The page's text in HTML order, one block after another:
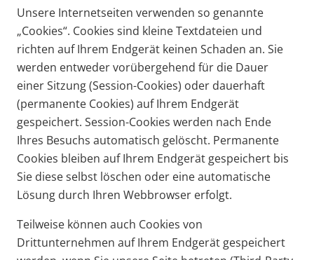
Unsere Internetseiten verwenden so genannte
„Cookies“. Cookies sind kleine Textdateien und
richten auf Ihrem Endgerät keinen Schaden an. Sie
werden entweder vorübergehend für die Dauer
einer Sitzung (Session-Cookies) oder dauerhaft
(permanente Cookies) auf Ihrem Endgerät
gespeichert. Session-Cookies werden nach Ende
Ihres Besuchs automatisch gelöscht. Permanente
Cookies bleiben auf Ihrem Endgerät gespeichert bis
Sie diese selbst löschen oder eine automatische
Lösung durch Ihren Webbrowser erfolgt.
Teilweise können auch Cookies von
Drittunternehmen auf Ihrem Endgerät gespeichert